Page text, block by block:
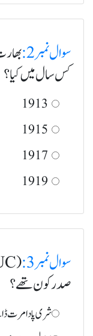
سوال نمبر 2:
کس سال میں کیا؟
سوال نمبر 3:
صدر کون تھے؟
شری پادا مرت